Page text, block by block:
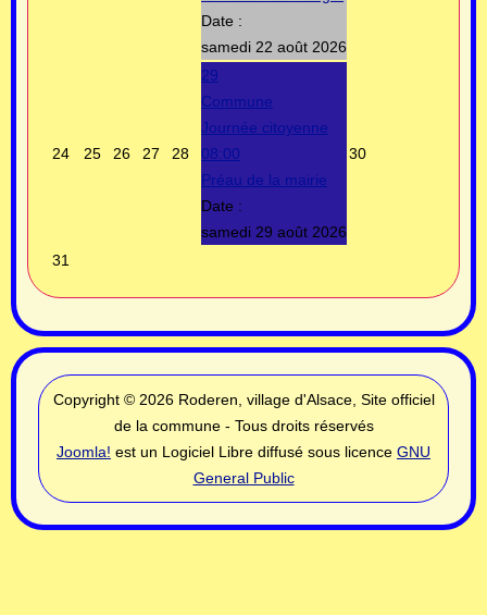
Date :
samedi 22 août 2026
24 25 26 27 28
29
Commune
Journée citoyenne
08:00
Préau de la mairie
Date :
samedi 29 août 2026
30
31
Copyright © 2026 Roderen, village d'Alsace, Site officiel
de la commune - Tous droits réservés
Joomla! est un Logiciel Libre diffusé sous licence GNU
General Public